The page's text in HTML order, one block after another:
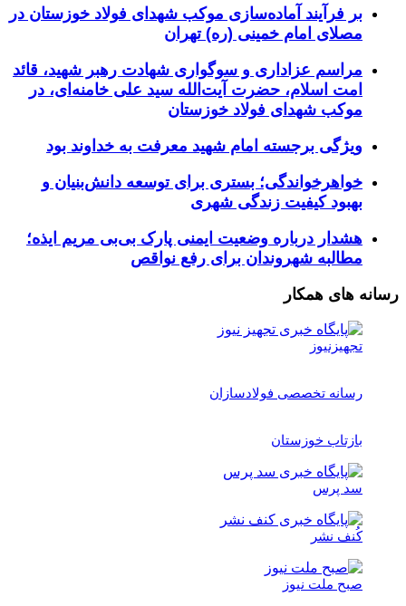
بر فرآیند آماده‌سازی موکب شهدای فولاد خوزستان در
مصلای امام خمینی (ره) تهران
مراسم عزاداری و سوگواری شهادت رهبر شهید، قائد
امت اسلام، حضرت آیت‌الله سید علی خامنه‌ای، در
موکب شهدای فولاد خوزستان
ویژگی برجسته امام شهید معرفت به خداوند بود
خواهرخواندگی؛ بستری برای توسعه دانش‌بنیان و
بهبود کیفیت زندگی شهری
هشدار درباره وضعیت ایمنی پارک بی‌بی مریم ایذه؛
مطالبه شهروندان برای رفع نواقص
رسانه های همکار
تجهیزنیوز
رسانه تخصصی فولادسازان
بازتاب خوزستان
سد پرس
کُنف نشر
صبح ملت نیوز